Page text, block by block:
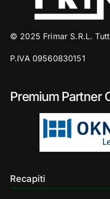
© 2025 Frimar S.R.L.
P.IVA 09560830151
Premium Partner
Recapiti